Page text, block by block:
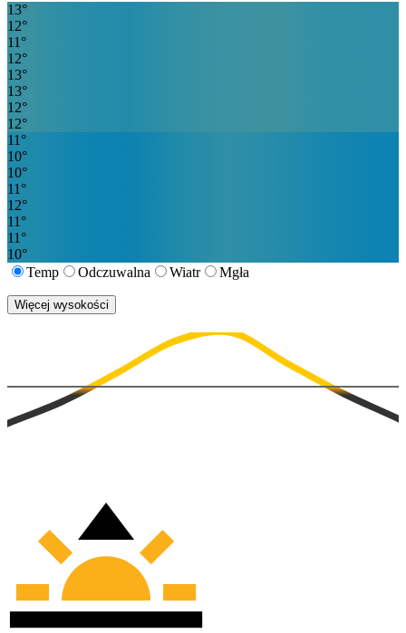
13°
12°
11 °
12°
13°
13°
12°
12°
11 °
10°
10°
11 °
12°
11 °
11 °
10°
Temp
Odczuwalna Wiatr Mgła
Więcej wysokości